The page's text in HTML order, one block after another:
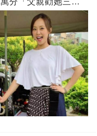
分「父親勸她三